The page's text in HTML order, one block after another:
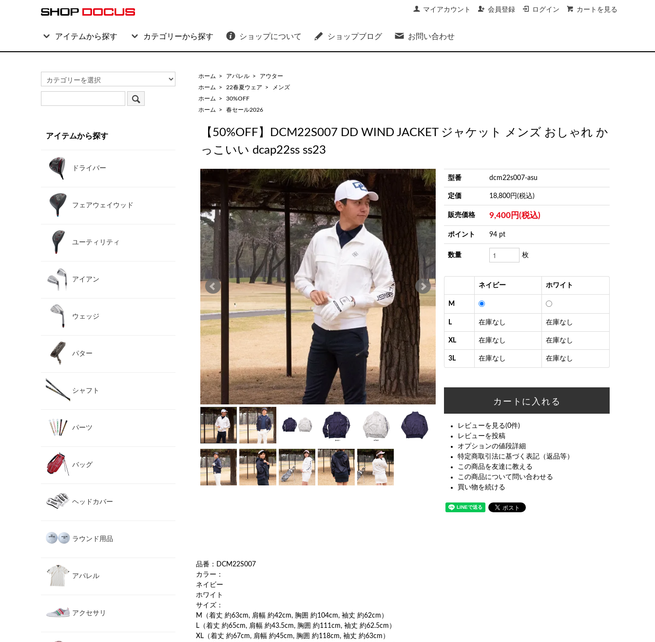
マイアカウント 会員登録 ログイン カートを見る
アイテムから探す カテゴリーから探す ショップについて ショップブログ お問い合わせ
ホーム > アパレル >
アウター
ホーム
> 22春夏ウェア >
メンズ
ホーム
>
30%OFF
ホーム
> 春セール2026
【50%OFF】DCM22S007 DD WIND JACKET ジャケット メンズ おしゃれ か
っこいい dcap22ss ss23
型番 dcm22s007-asu
定価 18,800円(税込)
販売価格 9,400円(税込)
ポイント 94 pt
数量 枚
ネイビー ホワイト
M
L 在庫なし 在庫なし
XL 在庫なし 在庫なし
3L 在庫なし 在庫なし
レビューを見る(0件)
レビューを投稿
オプションの値段詳細
特定商取引法に基づく表記（返品等）
この商品を友達に教える
この商品について問い合わせる
買い物を続ける
品番：DCM22S007
カラー：
ネイビー
ホワイト
サイズ：
M（着丈 約63cm, 肩幅 約42cm, 胸囲 約104cm, 袖丈 約62cm）
L（着丈 約65cm, 肩幅 約43.5cm, 胸囲 約111cm, 袖丈 約62.5cm）
XL（着丈 約67cm, 肩幅 約45cm, 胸囲 約118cm, 袖丈 約63cm）
アイテムから探す
ドライバー
フェアウェイウッド
ユーティリティ
アイアン
ウェッジ
パター
シャフト
パーツ
バッグ
ヘッドカバー
ラウンド用品
アパレル
アクセサリ